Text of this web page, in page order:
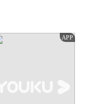
APP